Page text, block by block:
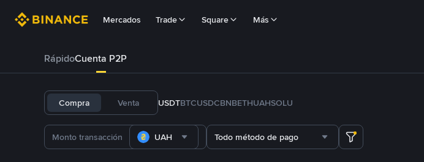
Mercados Trade Square Más
RápidoCuenta P2P
Compra Venta USDTBTCUSDCBNBETHUAHSOLU
UAH Todo método de pago